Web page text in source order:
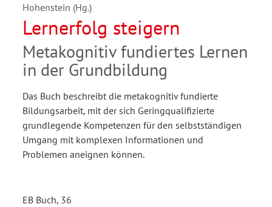
Hohenstein (Hg.)
Lernerfolg steigern
Metakognitiv fundiertes Lernen
in der Grundbildung
Das Buch beschreibt die metakognitiv fundierte
Bildungsarbeit, mit der sich Geringqualifizierte
grundlegende Kompetenzen für den selbstständigen
Umgang mit komplexen Informationen und
Problemen aneignen können.
EB Buch, 36